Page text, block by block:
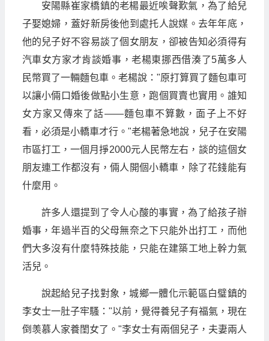
安陽縣崔家橋鎮的老楊最近唉聲歎氣，為了給兒
子娶媳婦，蓋好新房後他到處托人說媒。去年年底，
他的兒子好不容易談了個女朋友，卻被告知必須得有
汽車女方家才肯談婚事，老楊東挪西借湊了5萬多人
民幣買了一輛麵包車。老楊說："原打算買了麵包車可
以讓小倆口婚後做點小生意，跑個買賣也實用。誰知
女方家又傳來了話——麵包車不算數，面子上不好
看，必須是小轎車才行。"老楊著急地說，兒子在安陽
市區打工，一個月掙2000元人民幣左右，談的這個女
朋友連工作都沒有，倆人開個小轎車，除了花錢能有
什麼用。
許多人還提到了令人心酸的事實，為了給孩子辦
婚事，年過半百的父母無奈之下只能外出打工，而他
們大多沒有什麼特殊技能，只能在建築工地上幹力氣
活兒。
說起給兒子找對象，城鄉一體化示範區白璧鎮的
李女士一肚子牢騷："以前，覺得養兒子有福氣，現在
倒羡慕人家養閨女了。"李女士有兩個兒子，夫妻兩人